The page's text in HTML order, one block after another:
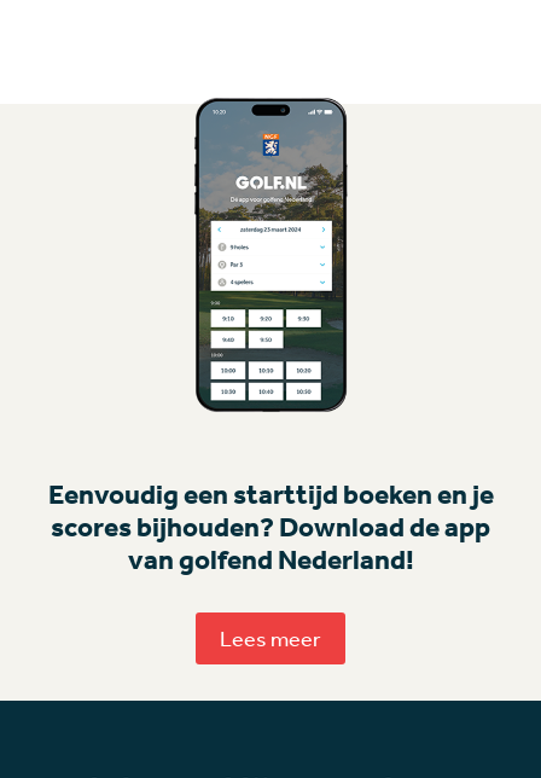
Eenvoudig een starttijd boeken en je
scores bijhouden? Download de app
van golfend Nederland!
Lees meer